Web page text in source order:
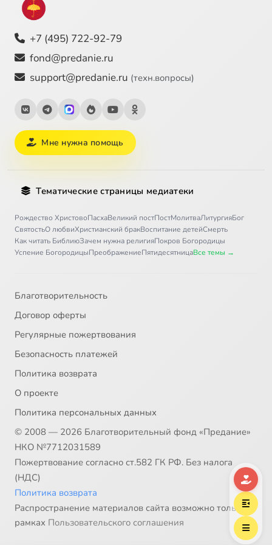
+7 (495) 722-92-79
fond@predanie.ru
support@predanie.ru (техн.вопросы)
Мне нужна помощь
Тематические страницы медиатеки
Рождество ХристовоПасхаВеликий постПостМолитваЛитургияБог
СвятостьО любвиХристианский бракВоспитание детейСмерть
Как читать БиблиюЗачем нужна религияПокров Богородицы
Успение БогородицыПреображениеПятидесятницаВсе темы →
Благотворительность
Договор оферты
Регулярные пожертвования
Безопасность платежей
Политика возврата
О проекте
Политика персональных данных
© 2008 — 2026 Благотворительный фонд «Предание»
НКО №7712031589
Пожертвование согласно ст.582 ГК РФ. Без налога
(НДС)
Политика возврата
Распространение материалов сайта возможно только в
рамках Пользовательского соглашения